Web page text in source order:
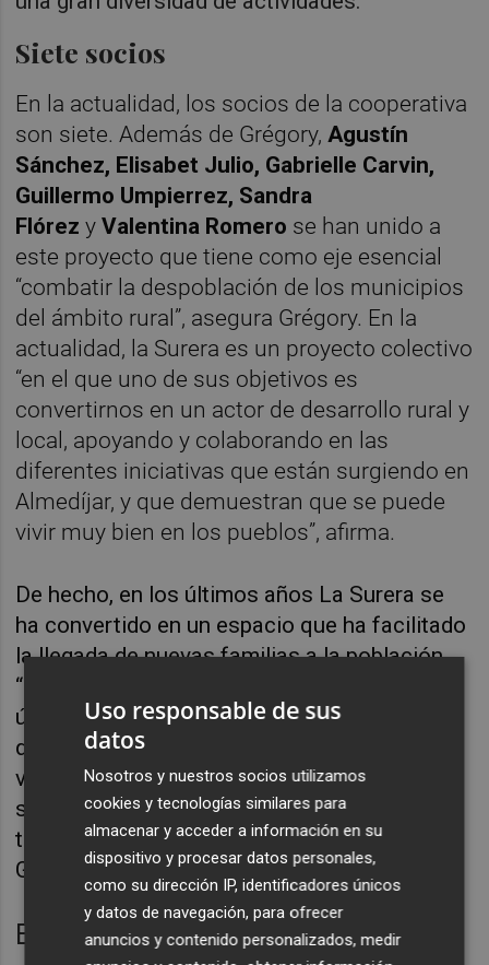
Siete socios
En la actualidad, los socios de la cooperativa
son siete. Además de Grégory,Agustín
Sánchez, Elisabet Julio, Gabrielle Carvin,
Guillermo Umpierrez, Sandra
Flórezy Valentina Romero se han unido a
este proyecto que tiene como eje esencial
“combatir la despoblación de los municipios
del ámbito rural”, asegura Grégory. En la
actualidad, la Surera es un proyecto colectivo
“en el que uno de sus objetivos es
convertirnos en un actor de desarrollo rural y
local, apoyando y colaborando en las
diferentes iniciativas que están surgiendo en
Almedíjar, y que demuestran que se puede
vivir muy bien en los pueblos”, afirma.
De hecho, en los últimos años La Surera se
ha convertido en un espacio que ha facilitado
la llegada de nuevas familias a la población.
“Han llegado diversas personas en los
últimos años, de diferentes perfiles, entre los
que se encuentran jóvenes con proyectos de
vida, en cierto modo alternativos, y que han
supuesto el incremento de la población y
también la reapertura de las escuelas”, incide
Gregory.
Encuentros Rurales La Surera
Uso responsable de sus
datos
Nosotros y nuestros socios utilizamos
cookies y tecnologías similares para
almacenar y acceder a información en su
dispositivo y procesar datos personales,
como su dirección IP, identificadores únicos
y datos de navegación, para ofrecer
anuncios y contenido personalizados, medir